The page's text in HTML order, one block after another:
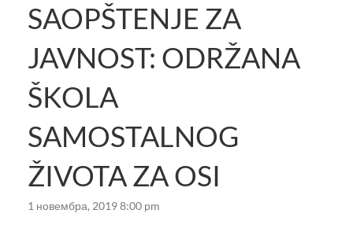
SAOPŠTENJE ZA
JAVNOST: ODRŽANA
ŠKOLA
SAMOSTALNOG
ŽIVOTA ZA OSI
1 новембра, 2019 8:00 pm